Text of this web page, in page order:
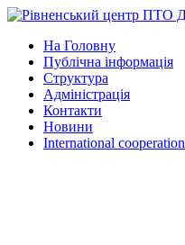
На Головну
Публічна інформація
Структура
Адміністрація
Контакти
Новини
International cooperation